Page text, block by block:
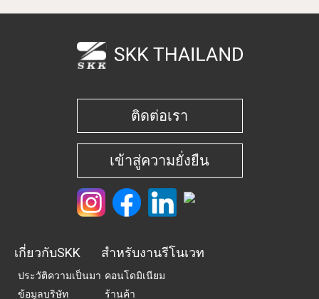
ติดต่อเรา
เข้าสู่ความยั่งยืน
เกี่ยวกับSKK
ประวัติความเป็นมา
ข้อมูลบริษัท
สำหรับงานรีโนเวท
คอนโดมิเนียม
ร้านค้า